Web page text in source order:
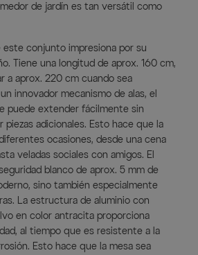
de jardín es tan versátil como
este conjunto impresiona por su
Tiene una longitud de aprox. 160 cm,
a aprox. 220 cm cuando sea
innovador mecanismo de alas, el
puede extender fácilmente sin
piezas adicionales. Esto hace que la
ocasiones, desde una cena
veladas sociales con amigos. El
blanco de aprox. 5 mm de
sino también especialmente
La estructura de aluminio con
en color antracita proporciona
al tiempo que es resistente a la
Esto hace que la mesa sea